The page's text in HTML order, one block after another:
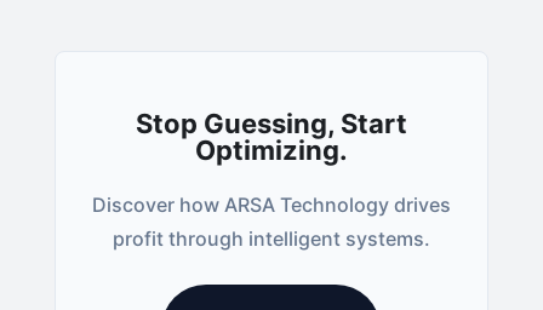
Stop Guessing, Start
Optimizing.
Discover how ARSA Technology drives
profit through intelligent systems.